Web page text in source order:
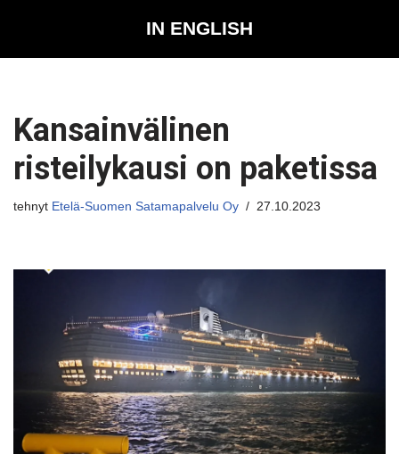
IN ENGLISH
Kansainvälinen
risteilykausi on paketissa
tehnyt Etelä-Suomen Satamapalvelu Oy 27.10.2023